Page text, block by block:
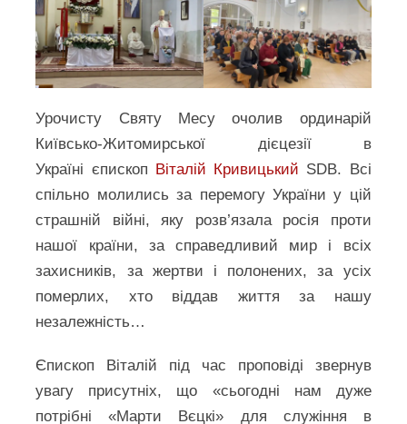
Урочисту Cвяту Месу очолив ординарій
Київсько-Житомирської дієцезії в
Україні єпископ Віталій Кривицький SDB. Всі
спільно молились за перемогу України у цій
страшній війні, яку розв’язала росія проти
нашої країни, за справедливий мир і всіх
захисників, за жертви і полонених, за усіх
померлих, хто віддав життя за нашу
незалежність…
Єпископ Віталій під час проповіді звернув
увагу присутніх, що «сьогодні нам дуже
потрібні «Марти Вєцкі» для служіння в